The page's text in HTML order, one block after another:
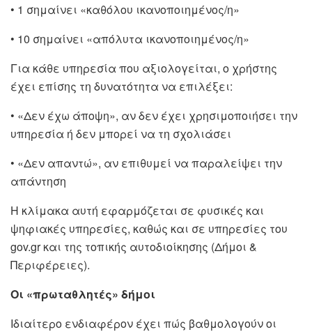
• 1 σημαίνει «καθόλου ικανοποιημένος/η»
• 10 σημαίνει «απόλυτα ικανοποιημένος/η»
Για κάθε υπηρεσία που αξιολογείται, ο χρήστης
έχει επίσης τη δυνατότητα να επιλέξει:
• «Δεν έχω άποψη», αν δεν έχει χρησιμοποιήσει την
υπηρεσία ή δεν μπορεί να τη σχολιάσει
• «Δεν απαντώ», αν επιθυμεί να παραλείψει την
απάντηση
Η κλίμακα αυτή εφαρμόζεται σε φυσικές και
ψηφιακές υπηρεσίες, καθώς και σε υπηρεσίες του
gov.gr και της τοπικής αυτοδιοίκησης (Δήμοι &
Περιφέρειες).
Οι «πρωταθλητές» δήμοι
Ιδιαίτερο ενδιαφέρον έχει πώς βαθμολογούν οι